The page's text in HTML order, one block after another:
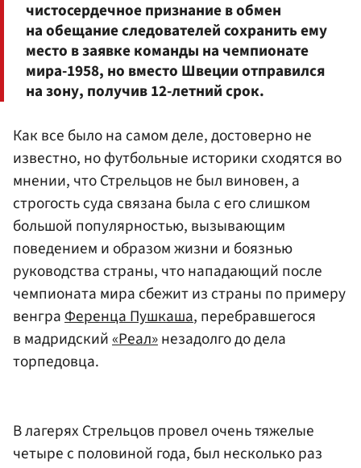
чистосердечное признание в обмен
на обещание следователей сохранить ему
место в заявке команды на чемпионате
мира-1958, но вместо Швеции отправился
на зону, получив 12-летний срок.
Как все было на самом деле, достоверно не
известно, но футбольные историки сходятся во
мнении, что Стрельцов не был виновен, а
строгость суда связана была с его слишком
большой популярностью, вызывающим
поведением и образом жизни и боязнью
руководства страны, что нападающий после
чемпионата мира сбежит из страны по примеру
венграФеренца Пушкаша, перебравшегося
в мадридский«Реал»незадолго до дела
торпедовца.
В лагерях Стрельцов провел очень тяжелые
четыре с половиной года, был несколько раз